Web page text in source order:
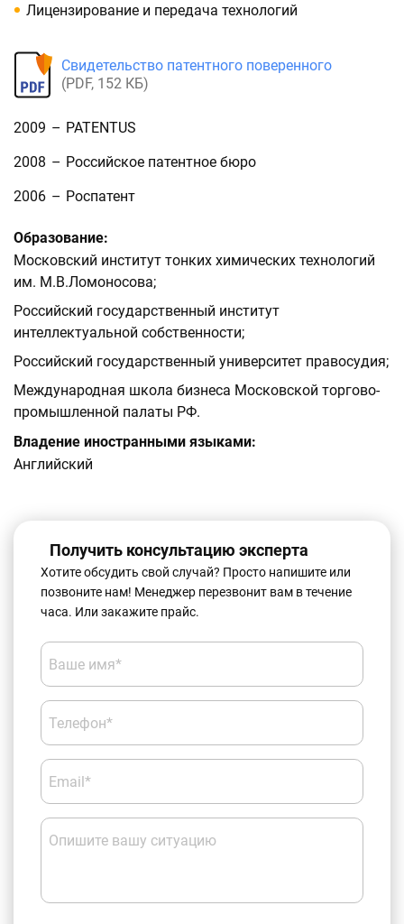
Лицензирование и передача технологий
Свидетельство патентного поверенного
(PDF, 152 КБ)
2009 – PATENTUS
2008 – Российское патентное бюро
2006 – Роспатент
Образование:
Московский институт тонких химических технологий
им. М.В.Ломоносова;
Российский государственный институт
интеллектуальной собственности;
Российский государственный университет правосудия;
Международная школа бизнеса Московской торгово-
промышленной палаты РФ.
Владение иностранными языками:
Английский
Получить консультацию эксперта
Хотите обсудить свой случай? Просто напишите или
позвоните нам! Менеджер перезвонит вам в течение
часа. Или закажите прайс.
Ваше имя*
Телефон*
Email*
Опишите вашу ситуацию